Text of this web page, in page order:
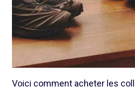
Voici comment acheter les